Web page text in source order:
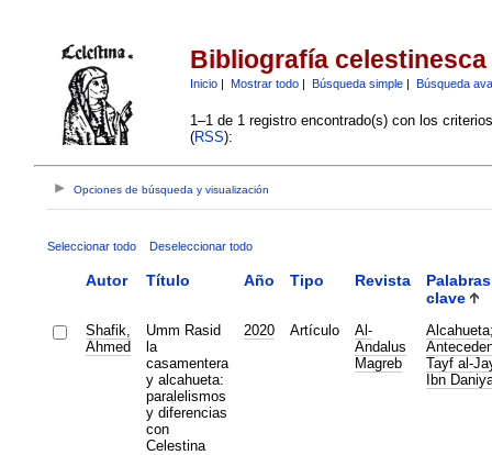
Bibliografía celestinesca
Inicio| Mostrar todo| Búsqueda simple| Búsqueda
1–1 de 1 registro encontrado(s) con los
(RSS):
Opciones de búsqueda y visualización
Seleccionar todo Deseleccionar todo
Autor Título Año Tipo Revista
Palabras
clave
Shafik,
Ahmed
Umm Rasid
la
casamentera
y alcahueta:
paralelismos
y diferencias
con
Celestina
2020 Artículo
Al-
Andalus
Magreb
Alcahueta
Tayf al-
Ibn